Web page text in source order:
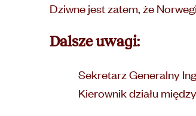
Dziwne jest zatem, że
Dalsze uwagi:
Sekretarz Generalny
Kierownik działu